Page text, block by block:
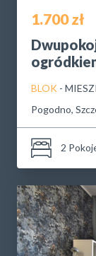
1.700 zł
BLOK -
Pogodno,
2